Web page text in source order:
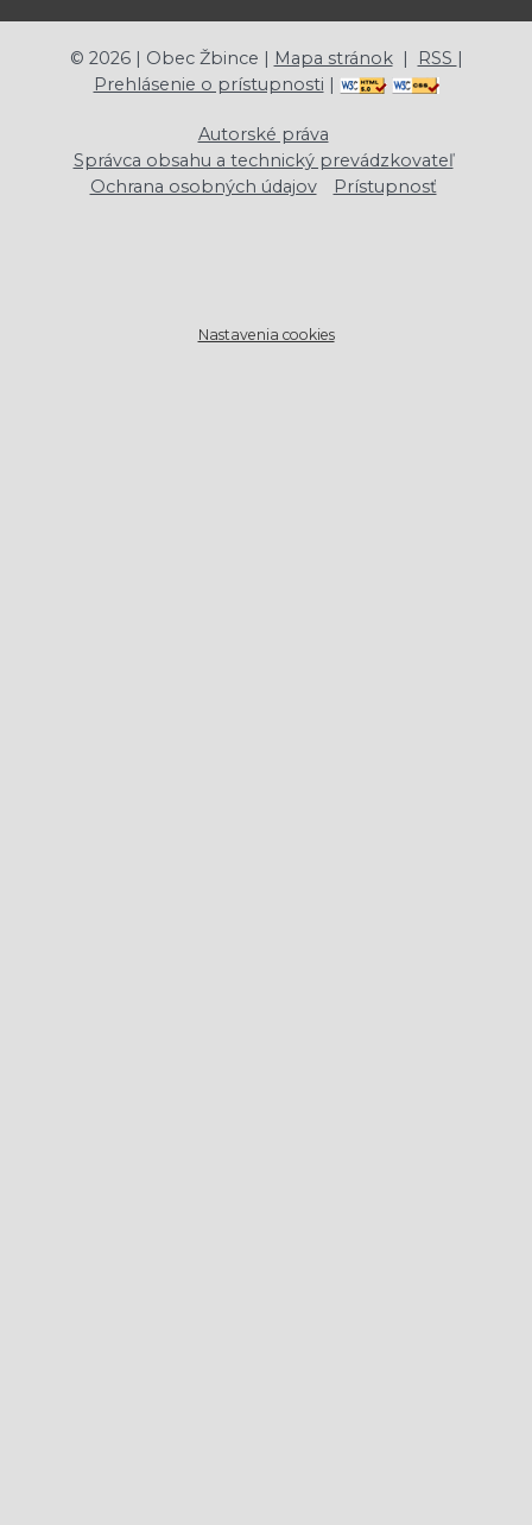
© 2026| Obec Žbince | Mapa stránok| RSS |
Prehlásenie o prístupnosti |
Autorské práva
Správca obsahu a technický prevádzkovateľ
Ochrana osobných údajov
Prístupnosť
Nastavenia cookies